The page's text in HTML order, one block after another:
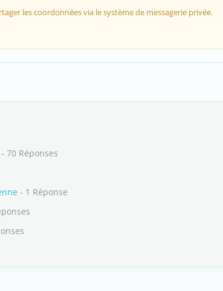
les coordonnées via le système de messagerie privée.
- 70 Réponses
- 1 Réponse